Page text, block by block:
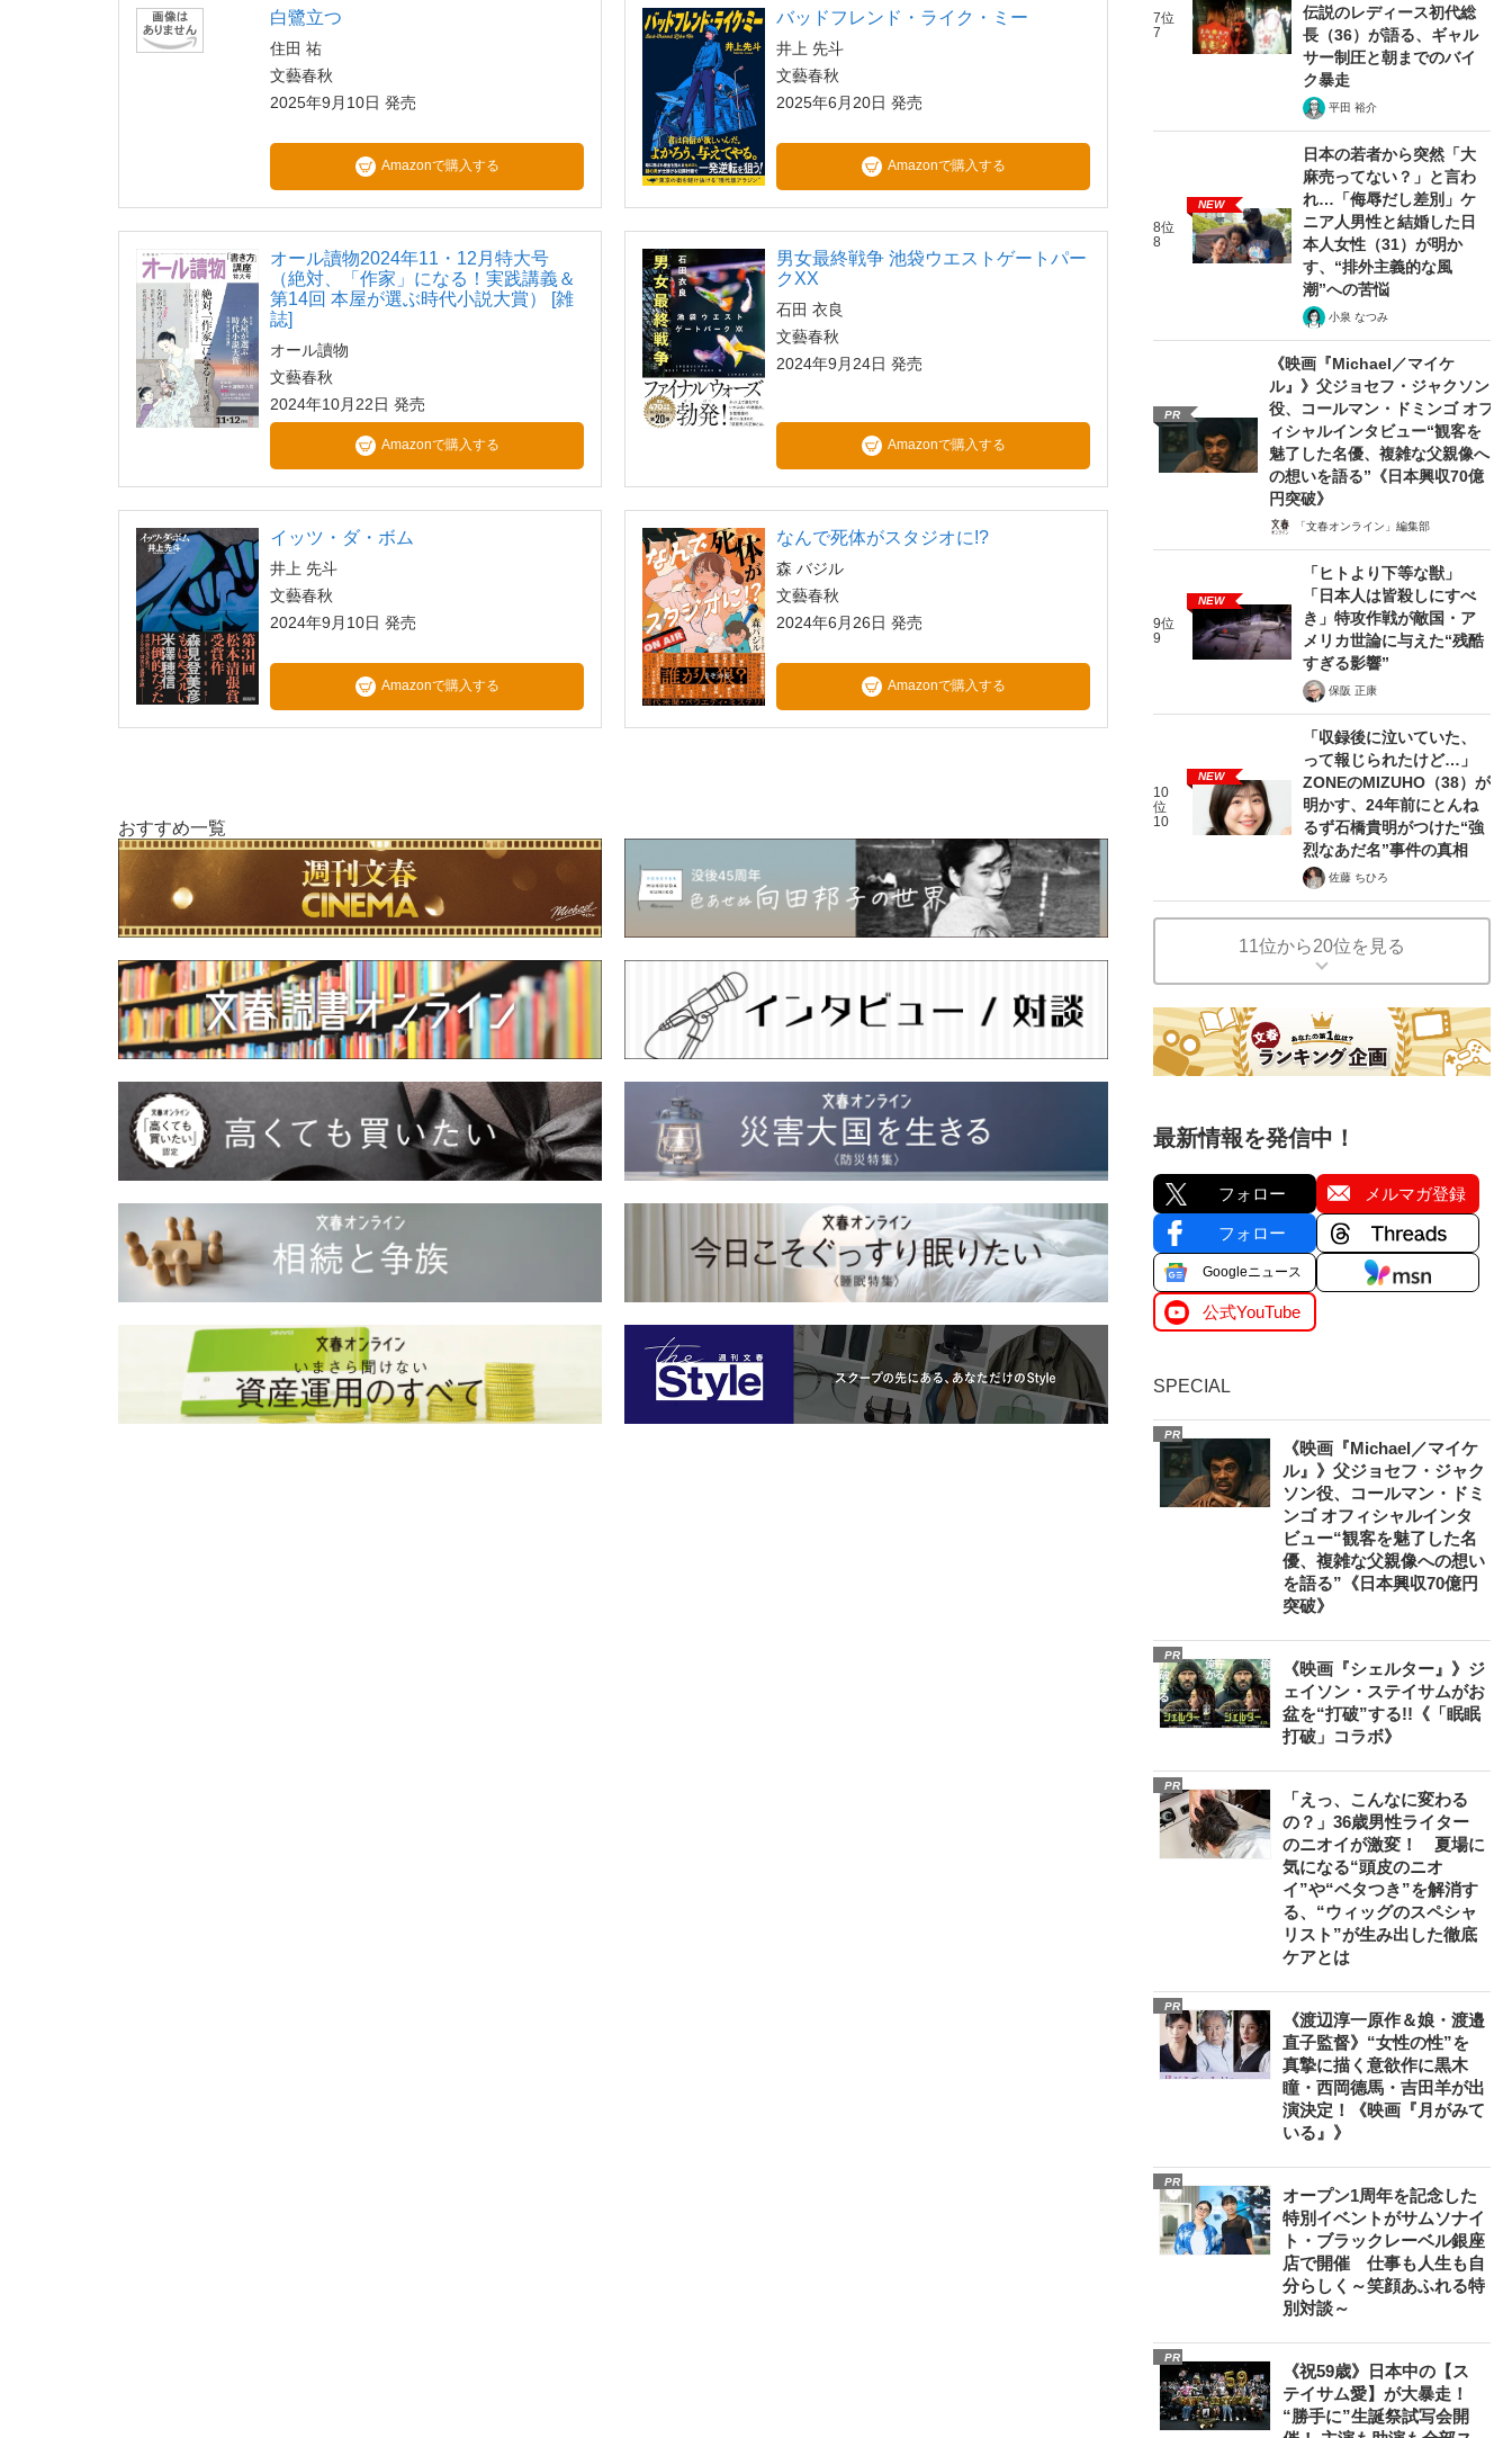
白鷺立つ
住田 祐
文藝春秋
2025年9月10日 発売
Amazonで購入する
バッドフレンド・ライク・ミー
井上 先斗
文藝春秋
2025年6月20日 発売
Amazonで購入する
オール讀物2024年11・12月特大号
（絶対、「作家」になる！実践講義＆
第14回 本屋が選ぶ時代小説大賞） [雑
誌]
オール讀物
文藝春秋
2024年10月22日 発売
Amazonで購入する
男女最終戦争 池袋ウエストゲートパー
クXX
石田 衣良
文藝春秋
2024年9月24日 発売
Amazonで購入する
イッツ・ダ・ボム
井上 先斗
文藝春秋
2024年9月10日 発売
Amazonで購入する
なんで死体がスタジオに!?
森 バジル
文藝春秋
2024年6月26日 発売
Amazonで購入する
おすすめ一覧
7位
7
伝説のレディース初代総
長（36）が語る、ギャル
サー制圧と朝までのバイ
ク暴走
平田 裕介
8位
8
NEW
日本の若者から突然「大
麻売ってない？」と言わ
れ…「侮辱だし差別」ケ
ニア人男性と結婚した日
本人女性（31）が明か
す、“排外主義的な風
潮”への苦悩
小泉 なつみ
PR
《映画『Michael／マイケ
ル』》父ジョセフ・ジャクソン
役、コールマン・ドミンゴ オフ
ィシャルインタビュー“観客を
魅了した名優、複雑な父親像へ
の想いを語る”《日本興収70億
円突破》
「文春オンライン」編集部
9位
9
NEW
「ヒトより下等な獣」
「日本人は皆殺しにすべ
き」特攻作戦が敵国・ア
メリカ世論に与えた“残酷
すぎる影響”
保阪 正康
10
位
10
NEW
「収録後に泣いていた、
って報じられたけど…」
ZONEのMIZUHO（38）が
明かす、24年前にとんね
るず石橋貴明がつけた“強
烈なあだ名”事件の真相
佐藤 ちひろ
11位から20位を見る
最新情報を発信中！
フォロー メルマガ登録
フォロー
Googleニュース
公式YouTube
SPECIAL
PR
《映画『Michael／マイケ
ル』》父ジョセフ・ジャク
ソン役、コールマン・ドミ
ンゴ オフィシャルインタ
ビュー“観客を魅了した名
優、複雑な父親像への想い
を語る”《日本興収70億円
突破》
PR
《映画『シェルター』》ジ
ェイソン・ステイサムがお
盆を“打破”する!!《「眠眠
打破」コラボ》
PR
「えっ、こんなに変わる
の？」36歳男性ライター
のニオイが激変！ 夏場に
気になる“頭皮のニオ
イ”や“ベタつき”を解消す
る、“ウィッグのスペシャ
リスト”が生み出した徹底
ケアとは
PR
《渡辺淳一原作＆娘・渡邉
直子監督》“女性の性”を
真摯に描く意欲作に黒木
瞳・西岡德馬・吉田羊が出
演決定！《映画『月がみて
いる』》
PR
オープン1周年を記念した
特別イベントがサムソナイ
ト・ブラックレーベル銀座
店で開催 仕事も人生も自
分らしく～笑顔あふれる特
別対談～
PR
《祝59歳》日本中の【ス
テイサム愛】が大暴走！
“勝手に”生誕祭試写会開